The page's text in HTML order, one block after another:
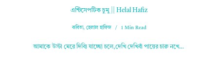
এন্টিসেপটিক চুমু || Helal Hafiz
কবিতা, হেলাল হাফিজ 1 Min Read
আমাকে উস্টা মেরে দিব্যি যাচ্ছো চলে,দেখি দেখিবাঁ পায়ের চারু নখে…